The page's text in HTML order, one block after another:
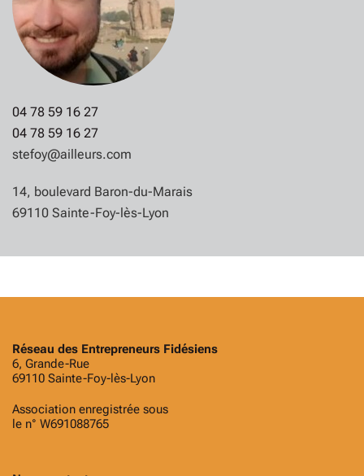
04 78 59 16 27
04 78 59 16 27
stefoy@ailleurs.com
14, boulevard Baron-du-Marais
69110 Sainte-Foy-lès-Lyon
Réseau des Entrepreneurs Fidésiens
6, Grande-Rue
69110 Sainte-Foy-lès-Lyon
Association enregistrée sous
le n° W691088765